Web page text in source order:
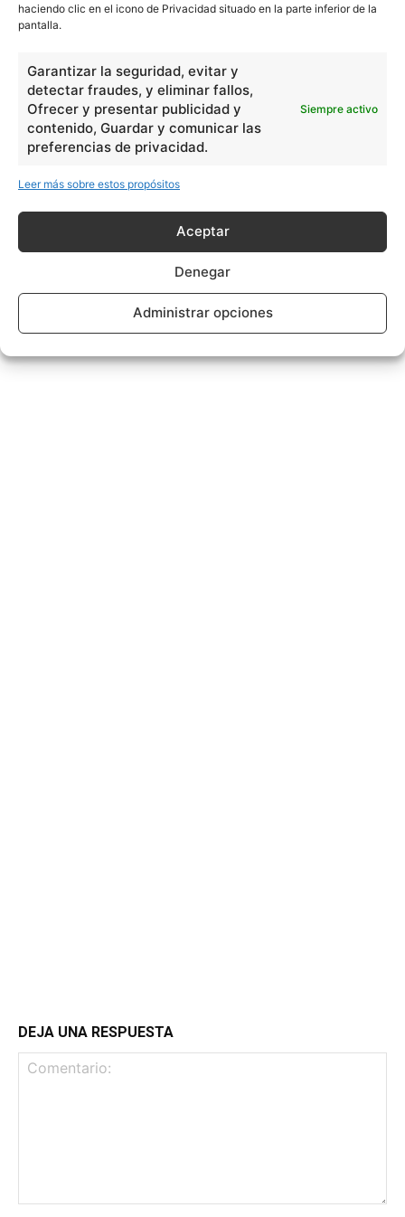
haciendo clic en el icono de Privacidad situado en la parte inferior de la
pantalla.
Garantizar la seguridad, evitar y
detectar fraudes, y eliminar fallos,
Ofrecer y presentar publicidad y
contenido, Guardar y comunicar las
preferencias de privacidad.
Siempre activo
Leer más sobre estos propósitos
Aceptar
Denegar
Administrar opciones
DEJA UNA RESPUESTA